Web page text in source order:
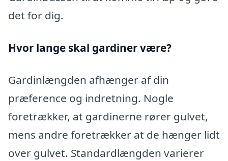
det for dig.
Hvor lange skal gardiner være?
Gardinlængden afhænger af din
præference og indretning. Nogle
foretrækker, at gardinerne rører gulvet,
mens andre foretrækker at de hænger lidt
over gulvet. Standardlængden varierer